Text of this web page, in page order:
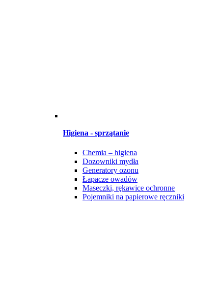
Higiena - sprzątanie
Chemia – higiena
Dozowniki mydła
Generatory ozonu
Łapacze owadów
Maseczki, rękawice ochronne
Pojemniki na papierowe ręczniki